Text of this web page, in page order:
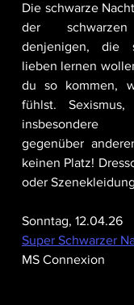
Die schwarze
der
denjenigen, die
lieben lernen
du so kommen,
fühlst. Sexismus,
insbesondere
gegenüber
keinen Platz!
oder
Sonntag, 12.04.26
Super Schwarzer
MS Connexion